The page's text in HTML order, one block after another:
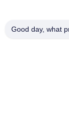
+86-185-7643-
Good day, what